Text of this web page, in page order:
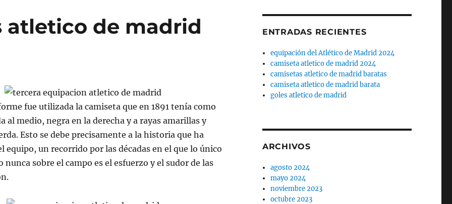
atletico de madrid
fue utilizada la camiseta que en 1891 tenía como
al medio, negra en la derecha y a rayas amarillas y
Esto se debe precisamente a la historia que ha
equipo, un recorrido por las décadas en el que lo único
nunca sobre el campo es el esfuerzo y el sudor de las
ENTRADAS RECIENTES
equipación del Atlético de Madrid 2024
camiseta atletico de madrid 2024
camisetas atletico de madrid baratas
camiseta atletico de madrid barata
goles atletico de madrid
ARCHIVOS
agosto 2024
mayo 2024
noviembre 2023
octubre 2023